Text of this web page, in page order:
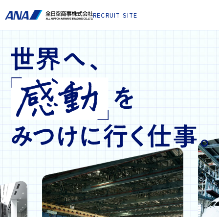
RECRUIT SITE